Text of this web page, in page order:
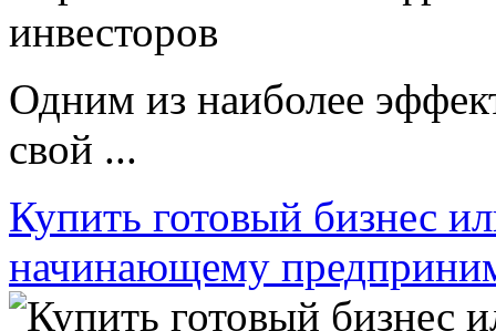
Одним из наиболее
свой ...
Купить готовый бизнес
начинающему